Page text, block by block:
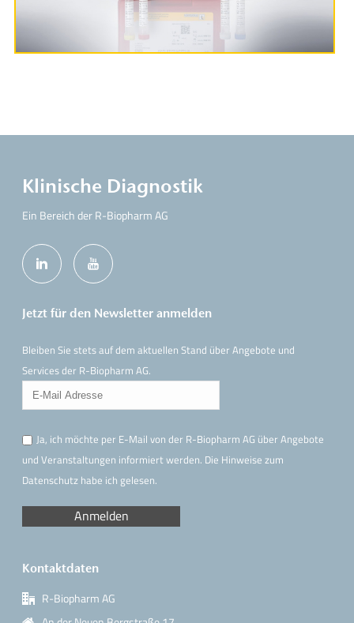
Klinische Diagnostik
Ein Bereich der R-Biopharm AG
Jetzt für den Newsletter anmelden
Bleiben Sie stets auf dem aktuellen Stand über Angebote und
Services der R-Biopharm AG.
Ja, ich möchte per E-Mail von der R-Biopharm AG über Angebote
und Veranstaltungen informiert werden. Die Hinweisezum
Datenschutz habe ich gelesen.
Kontaktdaten
R-Biopharm AG